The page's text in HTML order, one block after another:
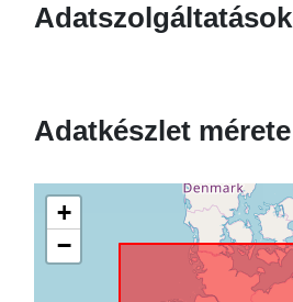
Adatszolgáltatások
Adatkészlet mérete
+
−